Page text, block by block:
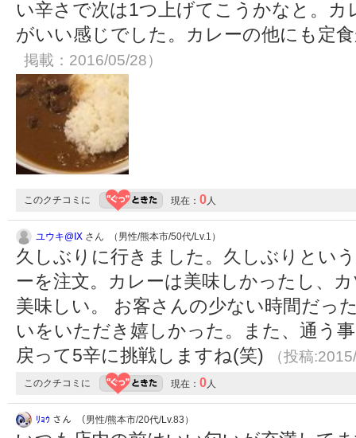
い辛さで次は1つ上げてこうかなと。
がいい感じでした。カレーの他にも定
掲載：2016/05/28）
このクチコミに 現在： 0 人
ユウキ@Ⅸ さん （男性/熊本市/50代/Lv.1）
久しぶりに行きました。久しぶりとい
ーを注文。カレーは美味しかったし、
美味しい。 お客さんの少ない時間だっ
いをいただき嬉しかった。また、通う
戻って5辛に挑戦しますね(笑)
（投稿
このクチコミに 現在： 0 人
ﾘｮｳ さん （男性/熊本市/20代/Lv.83）